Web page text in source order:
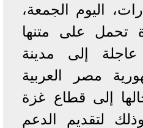
اليوم الجمعة،
تحمل على متنها
إلى مدينة
مصر العربية
إلى قطاع غزة
لتقديم الدعم